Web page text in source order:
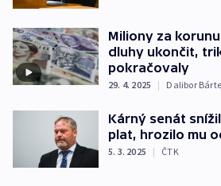
Miliony za
dluhy ukončit,
pokračovaly
29. 4. 2025 | Dalibor
Kárný senát
plat, hrozilo mu
5. 3. 2025 | ČTK